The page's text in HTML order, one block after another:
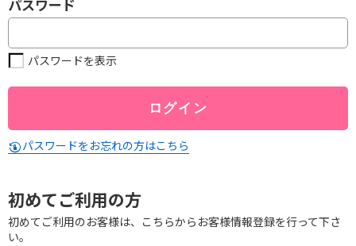
パスワード
パスワードを表示
パスワードをお忘れの方はこちら
初めてご利用の方
初めてご利用のお客様は、こちらからお客様情報登録を行って下さ
い。